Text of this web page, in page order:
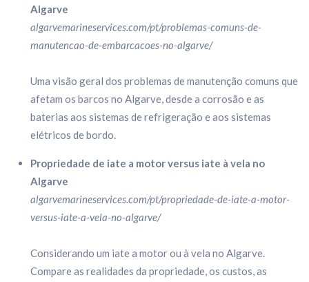
Algarve
algarvemarineservices.com/pt/problemas-comuns-de-
manutencao-de-embarcacoes-no-algarve/
Uma visão geral dos problemas de manutenção comuns que
afetam os barcos no Algarve, desde a corrosão e as
baterias aos sistemas de refrigeração e aos sistemas
elétricos de bordo.
Propriedade de iate a motor versus iate à vela no
Algarve
algarvemarineservices.com/pt/propriedade-de-iate-a-motor-
versus-iate-a-vela-no-algarve/
Considerando um iate a motor ou à vela no Algarve.
Compare as realidades da propriedade, os custos, as